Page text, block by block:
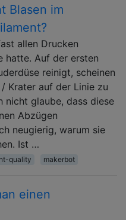
Blasen im
allen Drucken
hatte. Auf der ersten
reinigt, scheinen
Krater auf der Linie zu
nicht glaube, dass diese
Abzügen
neugierig, warum sie
Ist …
quality makerbot
einen